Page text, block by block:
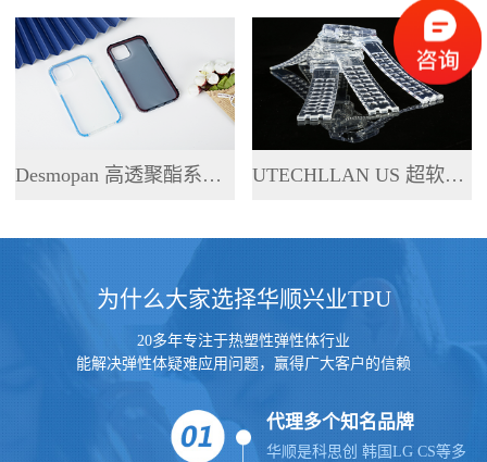
Desmopan 高透聚酯系列 TPU UTECHLLAN US 超软级系列 TPU
为什么大家选择华顺兴业TPU
20多年专注于热塑性弹性体行业
能解决弹性体疑难应用问题，赢得广大客户的信赖
代理多个知名品牌
华顺是科思创 韩国LG CS等多